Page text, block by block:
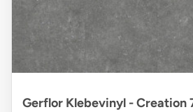
Gerflor Klebevinyl - Creation